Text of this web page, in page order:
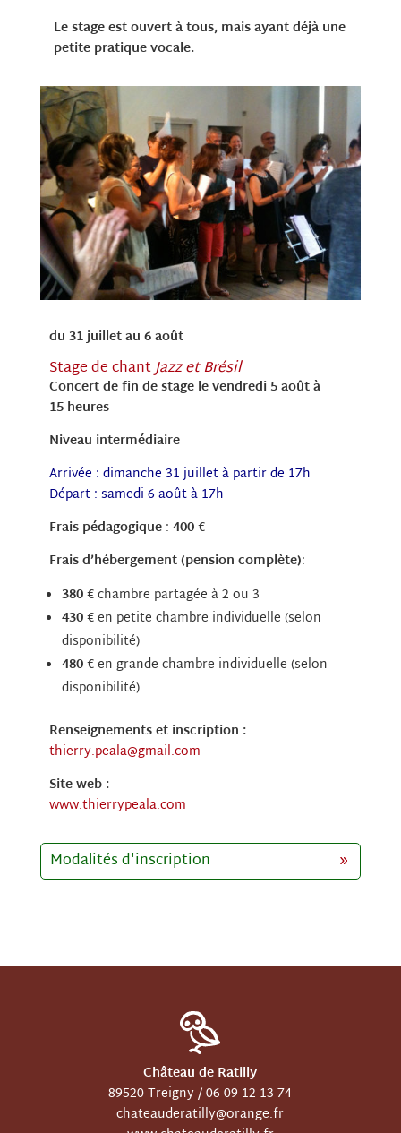
Le stage est ouvert à tous, mais ayant déjà une
petite pratique vocale.
du 31 juillet au 6 août
Stage de chantJazz et Brésil
Concert de fin de stage le vendredi 5 août à
15 heures
Niveau intermédiaire
Arrivée : dimanche 31 juillet à partir de 17h
Départ : samedi 6 août à 17h
Frais pédagogique : 400 €
Frais d’hébergement (pension complète):
380 €chambre partagée à 2 ou 3
430 €en petite chambre individuelle (selon
disponibilité)
480 €en grande chambre individuelle (selon
disponibilité)
Renseignements et inscription :
thierry.peala@gmail.com
Site web :
www.thierrypeala.com
Modalités d'inscription
Château de Ratilly
89520 Treigny /06 09 12 13 74
chateauderatilly@orange.fr